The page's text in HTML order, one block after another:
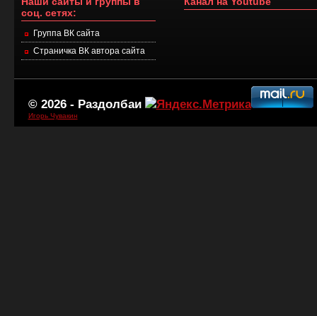
соц. сетях:
Группа ВК сайта
Страничка ВК автора сайта
© 2026 - Раздолбаи
Игорь Чувакин